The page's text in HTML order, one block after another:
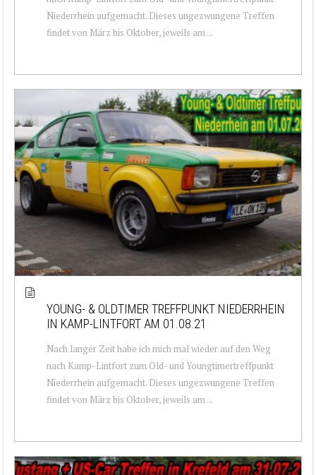
Niederrhein aufgemacht. Dieses ungezwungene Treffen
findet von März bis Oktober, jeweils am ...
YOUNG- & OLDTIMER TREFFPUNKT NIEDERRHEIN
IN KAMP-LINTFORT AM 01.08.21
Nach langer Zeit habe ich mich mal wieder auf den Weg
nach Kamp-Lintfort zum Old- und Youngtimertreffpunkt
Niederrhein aufgemacht. Dieses ungezwungene Treffen
findet von März bis Oktober, jeweils am ...